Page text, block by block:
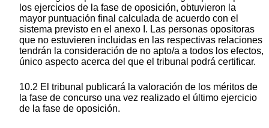
los ejercicios de la fase de oposición, obtuvieron la
mayor puntuación final calculada de acuerdo con el
sistema previsto en el anexo I. Las personas opositoras
que no estuvieren incluidas en las respectivas relaciones
tendrán la consideración de no apto/a a todos los efectos,
único aspecto acerca del que el tribunal podrá certificar.
10.2 El tribunal publicará la valoración de los méritos de
la fase de concurso una vez realizado el último ejercicio
de la fase de oposición.